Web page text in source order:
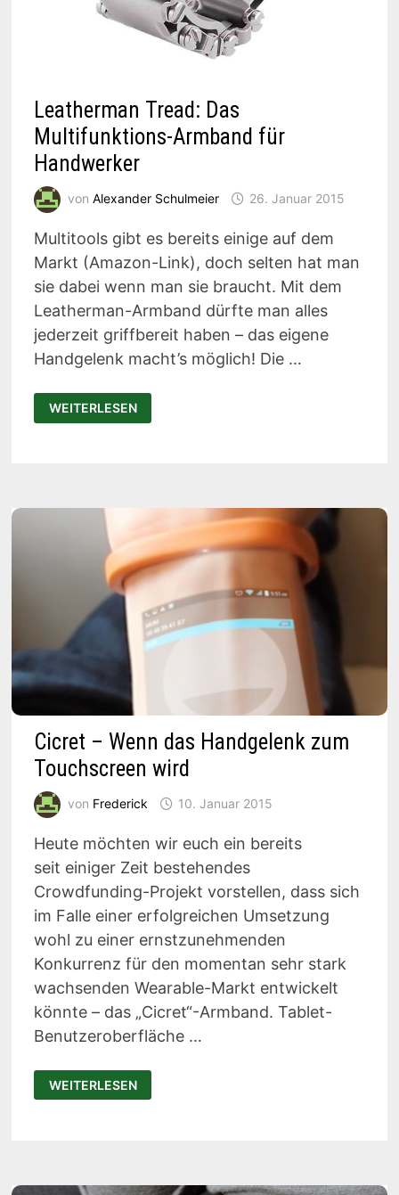
Leatherman Tread: Das
Multifunktions-Armband für
Handwerker
von Alexander Schulmeier 26. Januar 2015
Multitools gibt es bereits einige auf dem
Markt (Amazon-Link), doch selten hat man
sie dabei wenn man sie braucht. Mit dem
Leatherman-Armband dürfte man alles
jederzeit griffbereit haben – das eigene
Handgelenk macht’s möglich! Die …
LEATHERMAN
TREAD:
DAS
WEITERLESEN
Cicret – Wenn das Handgelenk zum
Touchscreen wird
von Frederick 10. Januar 2015
Heute möchten wir euch ein bereits
seit einiger Zeit bestehendes
Crowdfunding-Projekt vorstellen, dass sich
im Falle einer erfolgreichen Umsetzung
wohl zu einer ernstzunehmenden
Konkurrenz für den momentan sehr stark
wachsenden Wearable-Markt entwickelt
könnte – das „Cicret“-Armband. Tablet-
Benutzeroberfläche …
CICRET
–
WENN
WEITERLESEN